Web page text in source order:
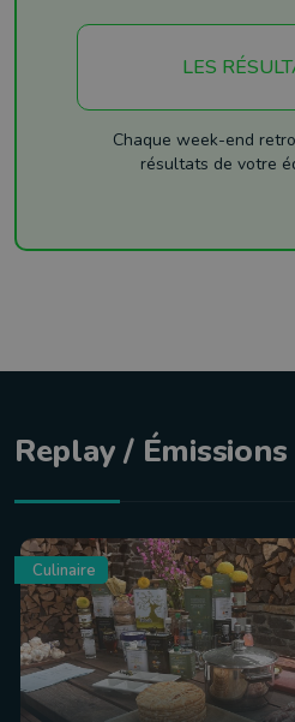
LES
Chaque week-end
résultats de votre
Replay / Émissions
Culinaire